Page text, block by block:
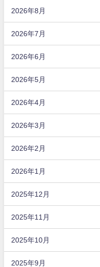
2026年8月
2026年7月
2026年6月
2026年5月
2026年4月
2026年3月
2026年2月
2026年1月
2025年12月
2025年11月
2025年10月
2025年9月